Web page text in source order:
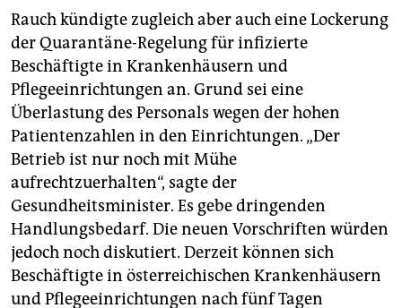
Rauch kündigte zugleich aber auch eine Lockerung
der Quarantäne-Regelung für infizierte
Beschäftigte in Krankenhäusern und
Pflegeeinrichtungen an. Grund sei eine
Überlastung des Personals wegen der hohen
Patientenzahlen in den Einrichtungen. „Der
Betrieb ist nur noch mit Mühe
aufrechtzuerhalten“, sagte der
Gesundheitsminister. Es gebe dringenden
Handlungsbedarf. Die neuen Vorschriften würden
jedoch noch diskutiert. Derzeit können sich
Beschäftigte in österreichischen Krankenhäusern
und Pflegeeinrichtungen nach fünf Tagen